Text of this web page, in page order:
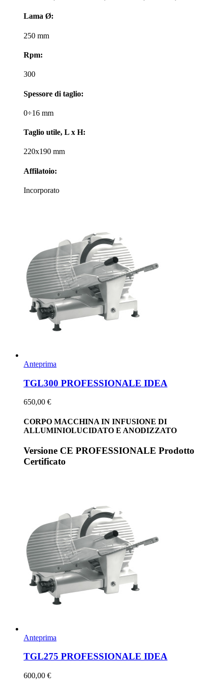
Lama Ø:
250 mm
Rpm:
300
Spessore di taglio:
0÷16 mm
Taglio utile, L x H:
220x190 mm
Affilatoio:
Incorporato
Anteprima
TGL300 PROFESSIONALE IDEA
650,00 €
CORPO MACCHINA IN INFUSIONE DI
ALLUMINIOLUCIDATO E ANODIZZATO
Versione CE PROFESSIONALE Prodotto
Certificato
Anteprima
TGL275 PROFESSIONALE IDEA
600,00 €